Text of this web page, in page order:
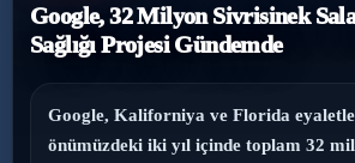
Magazin
Sağlık
Google, 32 Milyon Sivrisinek
Sağlığı Projesi Gündemde
Google, Kaliforniya ve Florida
önümüzdeki iki yıl içinde toplam 32